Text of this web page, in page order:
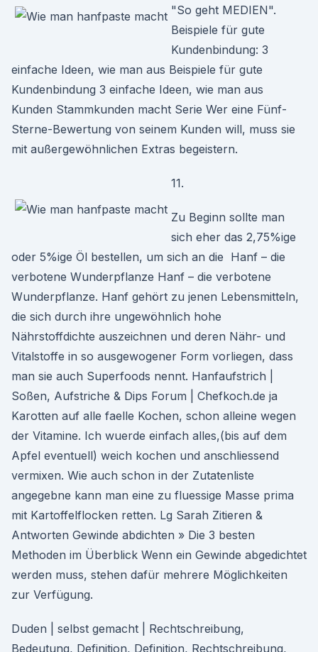
"So geht MEDIEN".
Beispiele für gute
Kundenbindung: 3
einfache Ideen, wie man aus Beispiele für gute
Kundenbindung 3 einfache Ideen, wie man aus
Kunden Stammkunden macht Serie Wer eine Fünf-
Sterne-Bewertung von seinem Kunden will, muss sie
mit außergewöhnlichen Extras begeistern.
11.
Zu Beginn sollte man
sich eher das 2,75%ige
oder 5%ige Öl bestellen, um sich an die Hanf – die
verbotene Wunderpflanze Hanf – die verbotene
Wunderpflanze. Hanf gehört zu jenen Lebensmitteln,
die sich durch ihre ungewöhnlich hohe
Nährstoffdichte auszeichnen und deren Nähr- und
Vitalstoffe in so ausgewogener Form vorliegen, dass
man sie auch Superfoods nennt. Hanfaufstrich |
Soßen, Aufstriche & Dips Forum | Chefkoch.de ja
Karotten auf alle faelle Kochen, schon alleine wegen
der Vitamine. Ich wuerde einfach alles,(bis auf dem
Apfel eventuell) weich kochen und anschliessend
vermixen. Wie auch schon in der Zutatenliste
angegebne kann man eine zu fluessige Masse prima
mit Kartoffelflocken retten. Lg Sarah Zitieren &
Antworten Gewinde abdichten » Die 3 besten
Methoden im Überblick Wenn ein Gewinde abgedichtet
werden muss, stehen dafür mehrere Möglichkeiten
zur Verfügung.
Duden | selbst gemacht | Rechtschreibung,
Bedeutung, Definition, Definition, Rechtschreibung,